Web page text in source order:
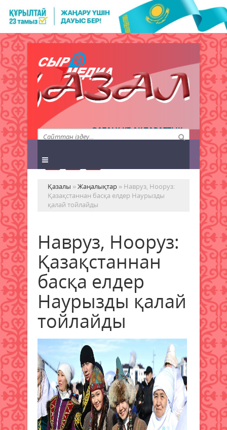
QAZALY.KZ АҚПАРАТТЫҚ
АГЕНТТІГІ
Қазалы »Жаңалықтар » Haвруз, Hoopyз:
Қазақстаннан басқа елдер Наурызды
қалай тойлайды
Haвруз, Hoopyз:
Қазақстаннан
басқа елдер
Наурызды қалай
тойлайды